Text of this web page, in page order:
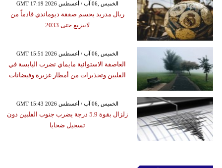
GMT 17:19 2026 الخميس ,06 آب / أغسطس
ريال مدريد يحسم صفقة ديوماندي قادماً من
لايبزيغ حتى 2033
GMT 15:51 2026 الخميس ,06 آب / أغسطس
العاصفة الاستوائية مايماي تضرب اليابسة في
الفلبين وتحذيرات من أمطار غزيرة وفيضانات
GMT 15:43 2026 الخميس ,06 آب / أغسطس
زلزال بقوة 5.9 درجة يضرب جنوب الفلبين دون
تسجيل ضحايا